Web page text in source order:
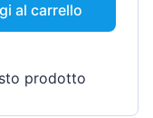
al carrello
prodotto